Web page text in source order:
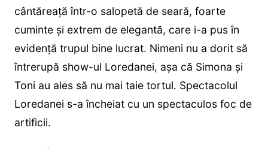
cântăreață într-o salopetă de seară, foarte
cuminte și extrem de elegantă, care i-a pus în
evidență trupul bine lucrat. Nimeni nu a dorit să
întrerupă show-ul Loredanei, așa că Simona și
Toni au ales să nu mai taie tortul. Spectacolul
Loredanei s-a încheiat cu un spectaculos foc de
artificii.